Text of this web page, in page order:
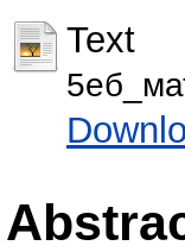
Text